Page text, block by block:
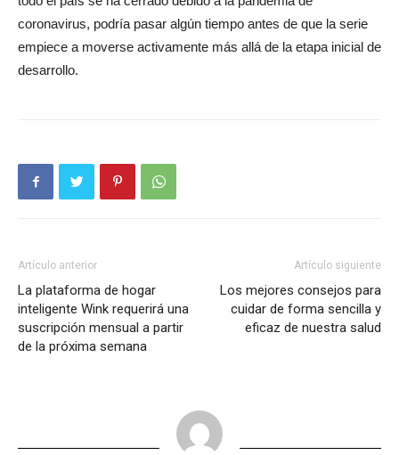
coronavirus, podría pasar algún tiempo antes de que la serie
empiece a moverse activamente más allá de la etapa inicial de
desarrollo.
Artículo anterior
La plataforma de hogar
inteligente Wink requerirá una
suscripción mensual a partir
de la próxima semana
Artículo siguiente
Los mejores consejos para
cuidar de forma sencilla y
eficaz de nuestra salud